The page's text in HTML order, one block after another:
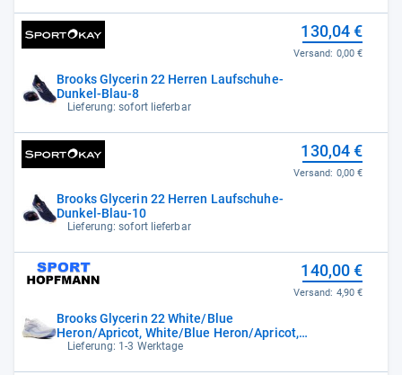
Brooks Glycerin 22 Herren Laufschuhe-
Dunkel-Blau-8
Lieferung: sofort lieferbar
130,04 €
Versand: 0,00 €
Brooks Glycerin 22 Herren Laufschuhe-
Dunkel-Blau-10
Lieferung: sofort lieferbar
130,04 €
Versand: 0,00 €
Brooks Glycerin 22 White/Blue
Heron/Apricot, White/Blue Heron/Apricot,
42.5
Lieferung: 1-3 Werktage
140,00 €
Versand: 4,90 €